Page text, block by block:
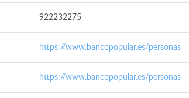
922232275
https://www.bancopopular.es/personas
https://www.bancopopular.es/personas